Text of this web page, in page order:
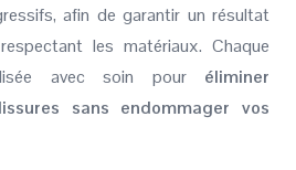
afin de garantir un résultat
les matériaux. Chaque
avec soin pour éliminer
sans endommager vos